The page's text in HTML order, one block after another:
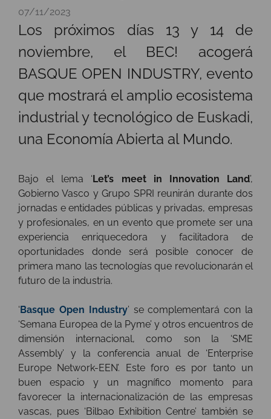
07/11/2023
Los próximos días 13 y 14 de
noviembre, el BEC! acogerá
BASQUE OPEN INDUSTRY, evento
que mostrará el amplio ecosistema
industrial y tecnológico de Euskadi,
una Economía Abierta al Mundo.
Bajo el lema ‘Let’s meet in Innovation Land’,
Gobierno Vasco y Grupo SPRI reunirán durante dos
jornadas e entidades públicas y privadas, empresas
y profesionales, en un evento que promete ser una
experiencia enriquecedora y facilitadora de
oportunidades donde será posible conocer de
primera mano las tecnologías que revolucionarán el
futuro de la industria.
‘Basque Open Industry’ se complementará con la
‘Semana Europea de la Pyme’ y otros encuentros de
dimensión internacional, como son la ‘SME
Assembly’ y la conferencia anual de ‘Enterprise
Europe Network-EEN’. Este foro es por tanto un
buen espacio y un magnífico momento para
favorecer la internacionalización de las empresas
vascas, pues ‘Bilbao Exhibition Centre’ también se